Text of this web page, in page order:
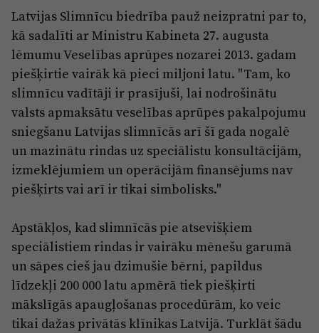
Latvijas Slimnīcu biedrība pauž neizpratni par to,
kā sadalīti ar Ministru Kabineta 27. augusta
lēmumu Veselības aprūpes nozarei 2013. gadam
piešķirtie vairāk kā pieci miljoni latu. "Tam, ko
slimnīcu vadītāji ir prasījuši, lai nodrošinātu
valsts apmaksātu veselības aprūpes pakalpojumu
sniegšanu Latvijas slimnīcās arī šī gada nogalē
un mazinātu rindas uz speciālistu konsultācijām,
izmeklējumiem un operācijām finansējums nav
piešķirts vai arī ir tikai simbolisks."
Apstākļos, kad slimnīcās pie atsevišķiem
speciālistiem rindas ir vairāku mēnešu garumā
un sāpes cieš jau dzimušie bērni, papildus
līdzekļi 200 000 latu apmērā tiek piešķirti
mākslīgās apaugļošanas procedūrām, ko veic
tikai dažas privātās klīnikas Latvijā. Turklāt šādu